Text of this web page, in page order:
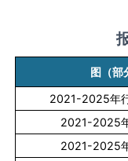
图（部
2021-2025年
2021-2025
2021-2025